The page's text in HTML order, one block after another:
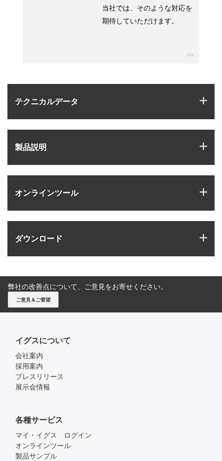
テクニカルデータ
製品説明
オンラインツール
ダウンロード
当社では、そのような対応を
期待していただけます。
弊社の改善点について、ご意見をお寄せください。
ご意見＆ご要望
イグスについて
会社案内
採用案内
プレスリリース
展示会情報
各種サービス
マイ・イグス ログイン
オンラインツール
製品サンプル